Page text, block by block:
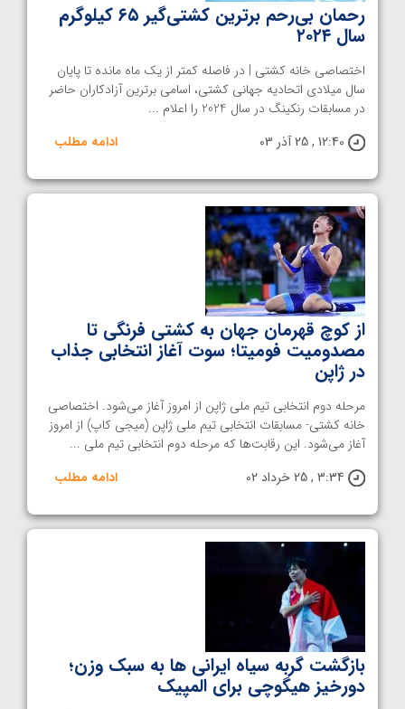
رحمان بی‌رحم برترین کشتی‎‌گیر ۶۵ کیلوگرم
سال ۲۰۲۴
اختصاصی خانه کشتی | در فاصله کمتر از یک ماه مانده تا پایان
سال میلادی اتحادیه جهانی کشتی، اسامی برترین آزادکاران حاضر
در مسابقات رنکینگ در سال 2024 را اعلام ...
12:40 , 25 آذر 03
ادامه مطلب
از کوچ قهرمان جهان به کشتی فرنگی تا
مصدومیت فومیتا؛ سوت آغاز انتخابی جذاب
در ژاپن
مرحله دوم‌ انتخابی تیم ملی ژاپن از امروز آغاز می‌شود. اختصاصی
خانه کشتی- مسابقات انتخابی تیم ملی ژاپن (میجی کاپ) از امروز
آغاز می‌شود. این رقابت‌ها که مرحله دوم انتخابی تیم ملی ...
3:34 , 25 خرداد 02
ادامه مطلب
بازگشت گربه سیاه ایرانی ها به سبک وزن؛
دورخیز هیگوچی برای المپیک